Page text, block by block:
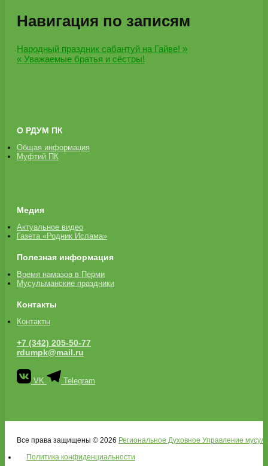
Навигация по записям
Народный праздник сабантуй на Гайве! »
« Уважаемые братья и сёстры!
О РДУМ ПК
Общая информация
Муфтий ПК
Медия
Актуальное видео
Газета «Родник Ислама»
Полезная информация
Время намазов в Перми
Мусульманские праздники
Контакты
Контакты
+7 (342) 205-50-77
rdumpk@mail.ru
VK Telegram
Все права защищены © 2026 Региональное Духовное Управление
Политика конфиденциальности